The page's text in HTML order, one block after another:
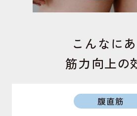
こんなに
筋力向上の
腹直筋